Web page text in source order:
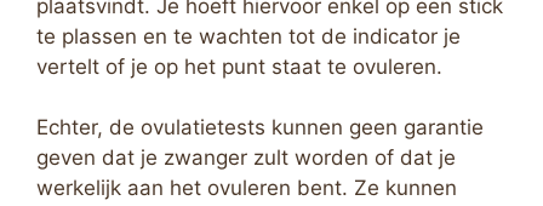
plaatsvindt. Je hoeft hiervoor enkel op een stick
te plassen en te wachten tot de indicator je
vertelt of je op het punt staat te ovuleren.
Echter, de ovulatietests kunnen geen garantie
geven dat je zwanger zult worden of dat je
werkelijk aan het ovuleren bent. Ze kunnen